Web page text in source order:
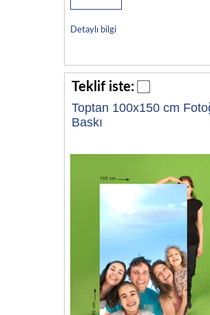
Detaylı bilgi
Teklif iste:
Toptan 100x150 cm
Baskı